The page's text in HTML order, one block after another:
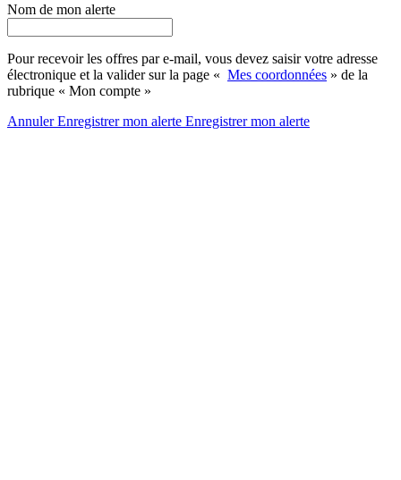
Nom de mon alerte
Pour recevoir les offres par e-mail, vous devez saisir votre adresse
électronique et la valider sur la page « Mes coordonnées » de la
rubrique « Mon compte »
AnnulerEnregistrer mon alerte Enregistrermon alerte